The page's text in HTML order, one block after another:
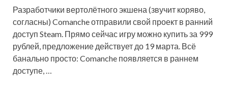
Разработчики вертолётного экшена (звучит коряво,
согласны) Comanche отправили свой проект в ранний
доступ Steam. Прямо сейчас игру можно купить за 999
рублей, предложение действует до 19 марта. Всё
банально просто: Comanche появляется в раннем
доступе, …